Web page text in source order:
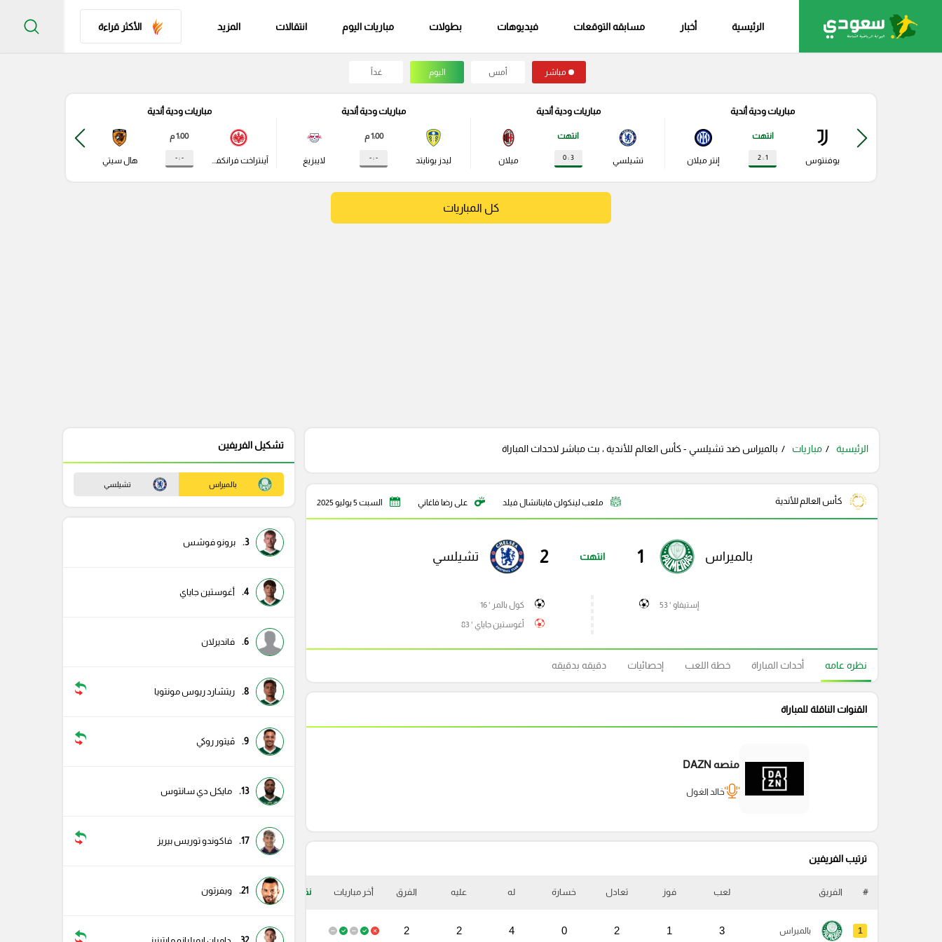
الرئيسية أخبار مسابقه التوقعات فيديوهات بطولات مباريات اليوم انتقالات المزيد الأكثر قراءة
مباشر أمس اليوم غداً
مباريات ودية أندية
يوفنتوس
انتهت
1 : 2 إنتر ميلان
مباريات ودية أندية
تشيلسي
انتهت
3 : 0 ميلان
مباريات ودية أندية
ليدز يونايتد
1:00 م
- : - لايبزيغ
مباريات ودية أندية
آينتراخت فرانكفورت
1:00 م
- : - هال سيتي
كل المباريات
الرئيسية مباريات بالميراس ضد تشيلسي - كأس العالم للأندية ، بث مباشر لاحداث المباراة
كأس العالم للأندية ملعب لينكولن فاينانشال فيلد على رضا فاغاني السبت 5 يوليو 2025
بالميراس 1 انتهت 2 تشيلسي
إستيفاو ' 53
كول بالمر ' 16
أغوستين جاياي ' 83
نظره عامه أحداث المباراة خطة اللعب إحصائيات دقيقه بدقيقه
القنوات الناقلة للمباراة
منصه DAZN
خالد الغول
ترتيب الفريفين
# الفريق لعب فوز تعادل خسارة له عليه الفرق أخر مباريات نقاط
1 بالميراس 3
1
2
0
4
2
2
تشكيل الفريفين
بالميراس تشيلسي
3. برونو فوشس
4. أغوستين جاياي
6. فانديرلان
8. ريتشارد ريوس مونتويا
9. ڤيتور روكي
13. مايكل دي سانتوس
17. فاكوندو توريس بيريز
21. ويفرتون